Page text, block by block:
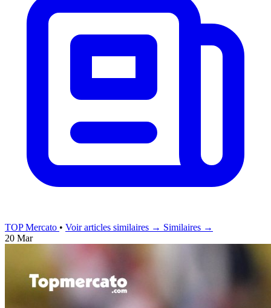
TOP Mercato • Voir articles similaires → Similaires →
20 Mar